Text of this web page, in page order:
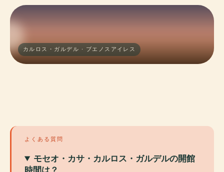
カルロス・ガルデル · ブエノスアイレス
よくある質問
モセオ・カサ・カルロス・ガルデルの開館
時間は？